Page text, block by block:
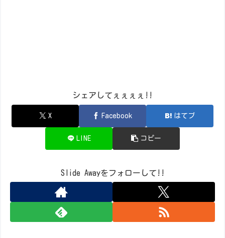
シェアしてぇぇぇぇ!!
X Facebook はてブ
LINE コピー
Slide Awayをフォローして!!